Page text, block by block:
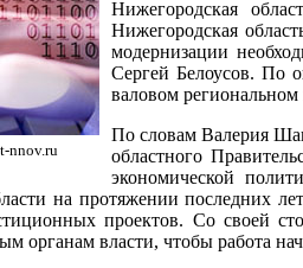
nnov.ru
Нижегородская
Нижегородская
модернизации
Сергей Белоусов. По
валовом региональном
По словам Валерия
областного
экономической
на протяжении последних
проектов. Со своей
органам власти, чтобы работа